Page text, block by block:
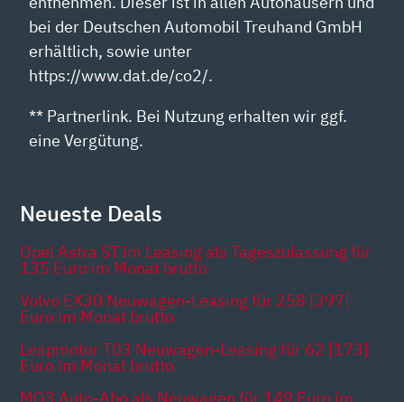
bei der Deutschen Automobil Treuhand GmbH
erhältlich, sowie unter
https://www.dat.de/co2/.
** Partnerlink. Bei Nutzung erhalten wir ggf.
eine Vergütung.
Neueste Deals
Opel Astra ST im Leasing als Tageszulassung für
135 Euro im Monat brutto
Volvo EX30 Neuwagen-Leasing für 258 [397]
Euro im Monat brutto
Leapmotor T03 Neuwagen-Leasing für 62 [173]
Euro im Monat brutto